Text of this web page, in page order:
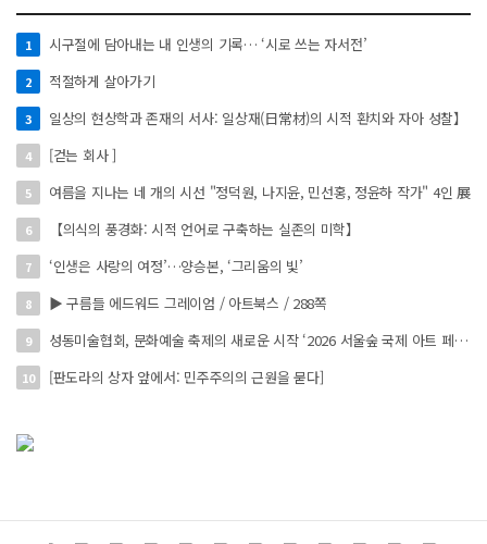
1 시구절에 담아내는 내 인생의 기록… ‘시로 쓰는 자서전’
2 적절하게 살아가기
3 일상의 현상학과 존재의 서사: 일상재(日常材)의 시적 환치와 자아 성찰】
4 [걷는 회사 ]
5 여름을 지나는 네 개의 시선 "정덕원, 나지윤, 민선홍, 정윤하 작가" 4인 展
6 【의식의 풍경화: 시적 언어로 구축하는 실존의 미학】
7 ‘인생은 사랑의 여정’…양승본, ‘그리움의 빛’
8 ▶ 구름들 에드워드 그레이엄 / 아트북스 / 288쪽
9 성동미술협회, 문화예술 축제의 새로운 시작 ‘2026 서울숲 국제 아트 페스타’ 개최
10 [판도라의 상자 앞에서: 민주주의의 근원을 묻다]